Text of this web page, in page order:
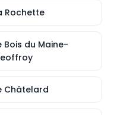
Rochette
Bois du Maine-
Châtelard